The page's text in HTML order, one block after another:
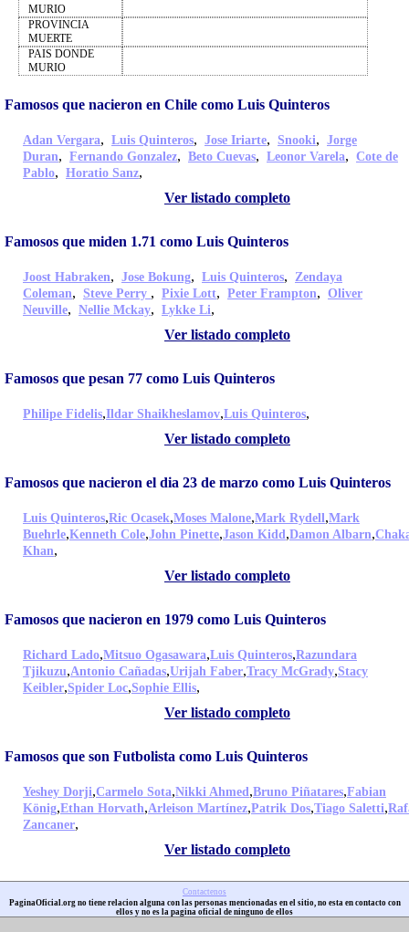
MURIO
PROVINCIA
MUERTE
PAIS DONDE
MURIO
Famosos que nacieron en Chile como Luis Quinteros
Adan Vergara, Luis Quinteros, Jose Iriarte, Snooki, Jorge
Duran, Fernando Gonzalez, Beto Cuevas, Leonor Varela, Cote de
Pablo, Horatio Sanz,
Ver listado completo
Famosos que miden 1.71 como Luis Quinteros
Joost Habraken, Jose Bokung, Luis Quinteros, Zendaya
Coleman, Steve Perry , Pixie Lott, Peter Frampton, Oliver
Neuville, Nellie Mckay, Lykke Li,
Ver listado completo
Famosos que pesan 77 como Luis Quinteros
Philipe Fidelis,Ildar Shaikheslamov,Luis Quinteros,
Ver listado completo
Famosos que nacieron el dia 23 de marzo como Luis Quinteros
Luis Quinteros,Ric Ocasek,Moses Malone,Mark Rydell,Mark
Buehrle,Kenneth Cole,John Pinette,Jason Kidd,Damon Albarn,
Khan,
Ver listado completo
Famosos que nacieron en 1979 como Luis Quinteros
Richard Lado,Mitsuo Ogasawara,Luis Quinteros,Razundara
Tjikuzu,Antonio Cañadas,Urijah Faber,Tracy McGrady,Stacy
Keibler,Spider Loc,Sophie Ellis,
Ver listado completo
Famosos que son Futbolista como Luis Quinteros
Yeshey Dorji,Carmelo Sota,Nikki Ahmed,Bruno Piñatares,Fabian
König,Ethan Horvath,Arleison Martínez,Patrik Dos,Tiago Saletti,
Zancaner,
Ver listado completo
Contactenos
PaginaOficial.org no tiene relacion alguna con las personas mencionadas en el sitio, no esta en contacto con
ellos y no es la pagina oficial de ninguno de ellos